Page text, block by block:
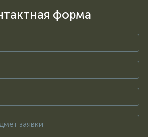
форма